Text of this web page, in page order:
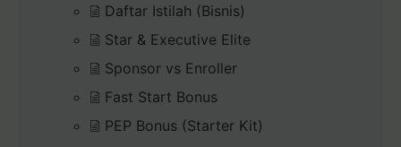
Daftar Istilah (Bisnis)
Star & Executive Elite
Sponsor vs Enroller
Fast Start Bonus
PEP Bonus (Starter Kit)